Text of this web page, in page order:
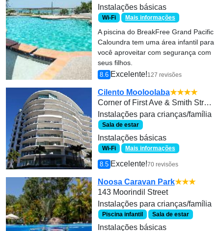
Instalações básicas
Wi-Fi Mais informações
A piscina do BreakFree Grand Pacific
Caloundra tem uma área infantil para
você aproveitar com segurança com
seus filhos.
8.6 Excelente!127 revisões
Cilento Mooloolaba★★★★
Corner of First Ave & Smith Street
Instalações para crianças/família
Sala de estar
Instalações básicas
Wi-Fi Mais informações
8.5 Excelente!70 revisões
Noosa Caravan Park★★★
143 Moorindil Street
Instalações para crianças/família
Piscina infantil Sala de estar
Instalações básicas